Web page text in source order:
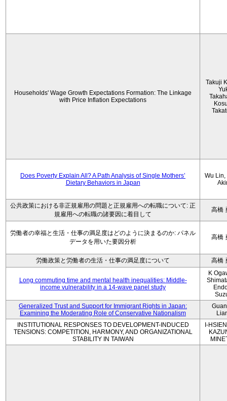
Households' Wage Growth Expectations Formation: The Linkage
with Price Inflation Expectations
Takuji
Does Poverty Explain All? A Path Analysis of Single Mothers’
Dietary Behaviors in Japan
Wu Lin,
公共政策における非正規雇用の問題と正規雇用への転職について: 正
規雇用への転職の諸要因に着目して
高橋
労働者の幸福と生活・仕事の満足度はどのように決まるのか: パネル
データを用いた要因分析
高橋
労働政策と労働者の生活・仕事の満足度について 高橋
Long commuting time and mental health inequalities: Middle-
income vulnerability in a 14-wave panel study
K
Generalized Trust and Support for Immigrant Rights in Japan:
Examining the Moderating Role of Conservative Nationalism
INSTITUTIONAL RESPONSES TO DEVELOPMENT-INDUCED
TENSIONS: COMPETITION, HARMONY, AND ORGANIZATIONAL
STABILITY IN TAIWAN
I-